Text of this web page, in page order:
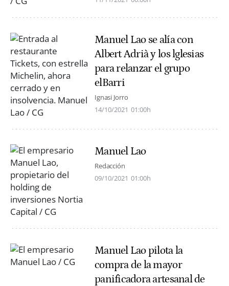
Manuel Lao se alía con
Albert Adrià y los lglesias
para relanzar el grupo
elBarri
Ignasi Jorro
14/10/2021 01:00h
Manuel Lao
Redacción
09/10/2021 01:00h
Manuel Lao pilota la
compra de la mayor
panificadora artesanal de